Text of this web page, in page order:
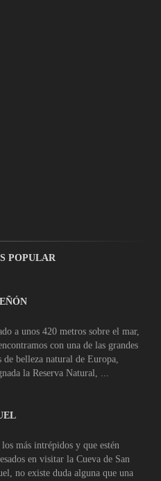
POPULAR
a unos 420 metros sobre el mar,
con una de las grandes
de belleza natural de Europa,
la Reserva Natural, ...
los más intrépidos y que estén
en visitar la Cueva de San
no existe duda alguna que una